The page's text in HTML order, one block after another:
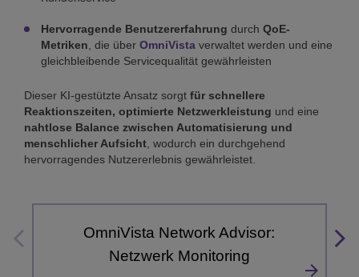
Hervorragende Benutzererfahrung durch QoE-
Metriken , die über OmniVista verwaltet werden und eine
gleichbleibende Servicequalität gewährleisten
Dieser KI-gestützte Ansatz sorgt für schnellere
Reaktionszeiten, optimierte Netzwerkleistung und eine
nahtlose Balance zwischen Automatisierung und
menschlicher Aufsicht , wodurch ein durchgehend
hervorragendes Nutzererlebnis gewährleistet.
OmniVista Network Advisor:
Netzwerk Monitoring